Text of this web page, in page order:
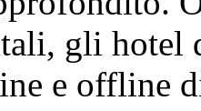
gli hotel
e offline